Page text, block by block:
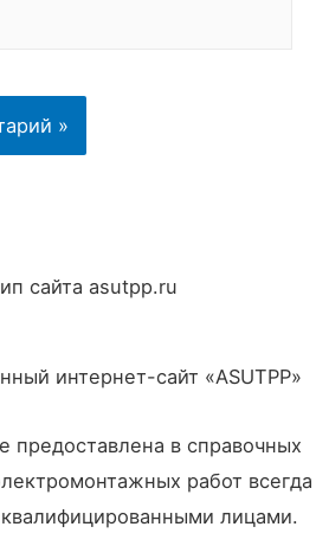
интернет-сайт «ASUTPP»
предоставлена в справочных
работ всегда
квалифицированными лицами.